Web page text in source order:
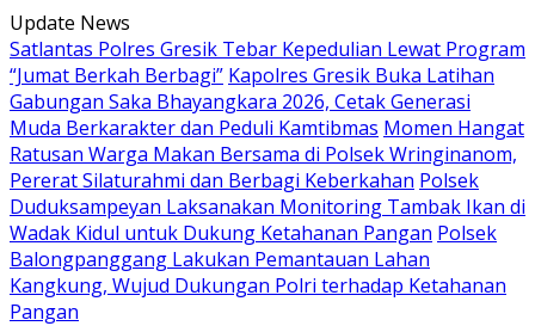
Langsung
ke
konten
Update News
Satlantas Polres Gresik Tebar Kepedulian Lewat Program
“Jumat Berkah Berbagi” Kapolres Gresik Buka Latihan
Gabungan Saka Bhayangkara 2026, Cetak Generasi
Muda Berkarakter dan Peduli Kamtibmas Momen Hangat
Ratusan Warga Makan Bersama di Polsek Wringinanom,
Pererat Silaturahmi dan Berbagi Keberkahan Polsek
Duduksampeyan Laksanakan Monitoring Tambak Ikan di
Wadak Kidul untuk Dukung Ketahanan Pangan Polsek
Balongpanggang Lakukan Pemantauan Lahan
Kangkung, Wujud Dukungan Polri terhadap Ketahanan
Pangan